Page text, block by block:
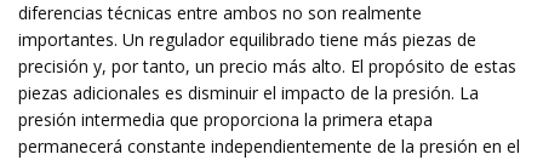
diferencias técnicas entre ambos no son realmente
importantes. Un regulador equilibrado tiene más piezas de
precisión y, por tanto, un precio más alto. El propósito de estas
piezas adicionales es disminuir el impacto de la presión. La
presión intermedia que proporciona la primera etapa
permanecerá constante independientemente de la presión en el